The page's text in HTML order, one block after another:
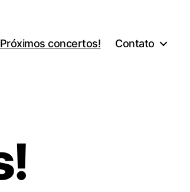
Próximos concertos! Contato